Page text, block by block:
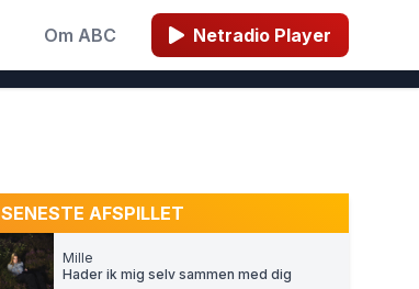
Om ABC Netradio Player
SENESTE AFSPILLET
Mille
Hader ik mig selv sammen med dig